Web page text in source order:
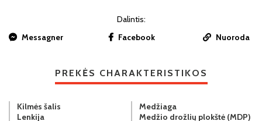
Dalintis:
Messagner
Facebook Nuoroda
PREKĖS CHARAKTERISTIKOS
Kilmės šalis
Lenkija
Medžiaga
Medžio drožlių plokštė (MDP)